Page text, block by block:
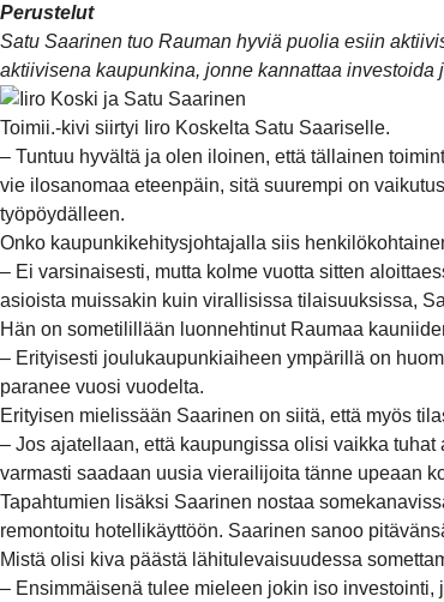
Perustelut
Satu Saarinen tuo Rauman hyviä puolia esiin
aktiivisena kaupunkina, jonne kannattaa investoida
Toimii.-kivi siirtyi Iiro Koskelta Satu Saariselle.
– Tuntuu hyvältä ja olen iloinen, että tällainen
vie ilosanomaa eteenpäin, sitä suurempi on
työpöydälleen.
Onko kaupunkikehitysjohtajalla siis
– Ei varsinaisesti, mutta kolme vuotta sitten
asioista muissakin kuin virallisissa tilaisuuksissa,
Hän on sometilillään luonnehtinut Raumaa
– Erityisesti joulukaupunkiaiheen ympärillä on
paranee vuosi vuodelta.
Erityisen mielissään Saarinen on siitä, että myös
– Jos ajatellaan, että kaupungissa olisi vaikka
varmasti saadaan uusia vierailijoita tänne upeaan
Tapahtumien lisäksi Saarinen nostaa
remontoitu hotellikäyttöön. Saarinen sanoo
Mistä olisi kiva päästä lähitulevaisuudessa
– Ensimmäisenä tulee mieleen jokin iso